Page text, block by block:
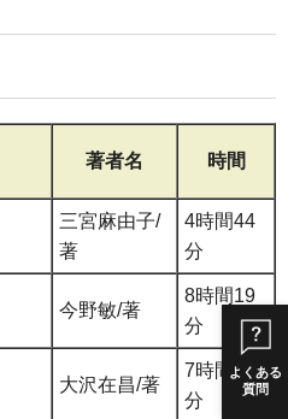
よくある
質問
著者名 時間
三宮麻由子/
著
4時間44
分
今野敏/著
8時間19
分
大沢在昌/著
7時間19
分